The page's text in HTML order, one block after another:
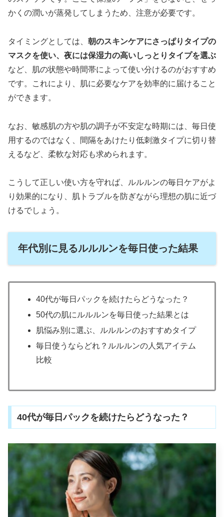
かくの潤いが蒸発してしまうため、注意が必要です。
タイミングとしては、 朝のスキンケアにさっぱりタイプの
マスクを使い、夜には保湿力の高いしっとりタイプを選ぶ
など、肌の状態や時間帯によって使い分けるのがおすすめ
です。これにより、肌に必要なケアを効率的に届けること
ができます。
なお、敏感肌の方や肌の調子が不安定な時期には、毎日使
用するのではなく、間隔をあけたり低刺激タイプに切り替
えるなど、柔軟な対応も求められます。
こうして正しい使い方を守れば、ルルルンの毎日ケアがよ
り効果的になり、肌トラブルを防ぎながら理想の肌に近づ
けるでしょう。
年代別に見るルルルンを毎日使った結果
40代が毎日パックを続けたらどうなった？
50代の肌にルルルンを毎日使った結果とは
肌悩み別に選ぶ、ルルルンのおすすめタイプ
毎日使うならどれ？ルルルンの人気アイテム
比較
40代が毎日パックを続けたらどうなった？